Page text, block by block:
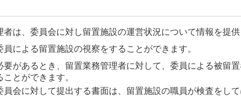
者は、委員会に対し留置施設の運営状況について情報を提供
員による留置施設の視察をすることができます。
要があるとき、留置業務管理者に対して、委員による被留
ことができます。
員会に対して提出する書面は、留置施設の職員が検査をして